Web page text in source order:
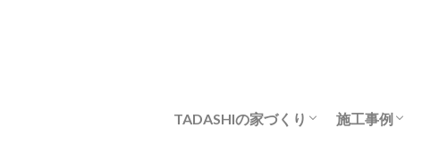
TADASHIの家づくり 施工事例